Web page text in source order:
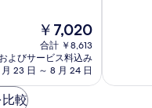
現
在
の
料
金
￥7,020
合計 ￥8,613
よびサービス料込み
23 日 ～ 8 月 24 日
良
較